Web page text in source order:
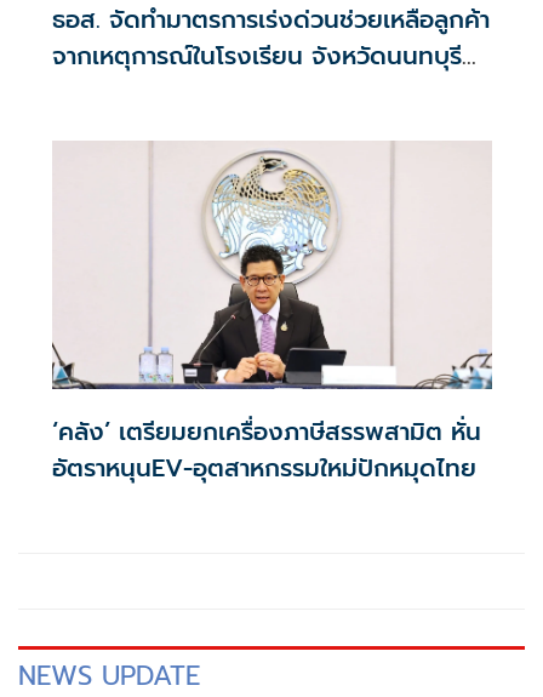
ธอส. จัดทำมาตรการเร่งด่วนช่วยเหลือลูกค้า
จากเหตุการณ์ในโรงเรียน จังหวัดนนทบุรี
‘คลัง’ เตรียมยกเครื่องภาษีสรรพสามิต หั่น
อัตราหนุนEV-อุตสาหกรรมใหม่ปักหมุดไทย
NEWS UPDATE